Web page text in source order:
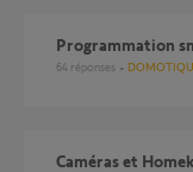
Programmation
64 réponses
Caméras et